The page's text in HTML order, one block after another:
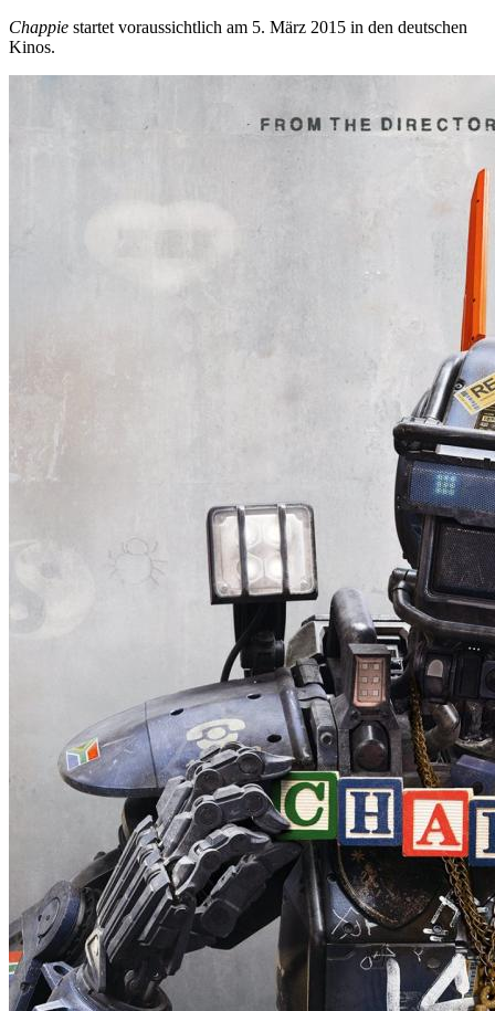
Chappie startet voraussichtlich am 5. März 2015 in den deutschen
Kinos.